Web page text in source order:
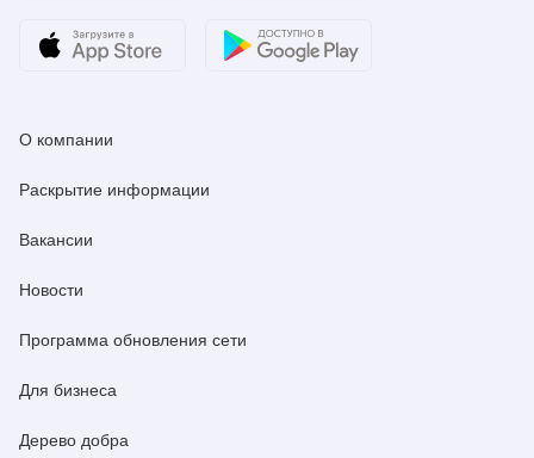
О компании
Раскрытие информации
Вакансии
Новости
Программа обновления сети
Для бизнеса
Дерево добра